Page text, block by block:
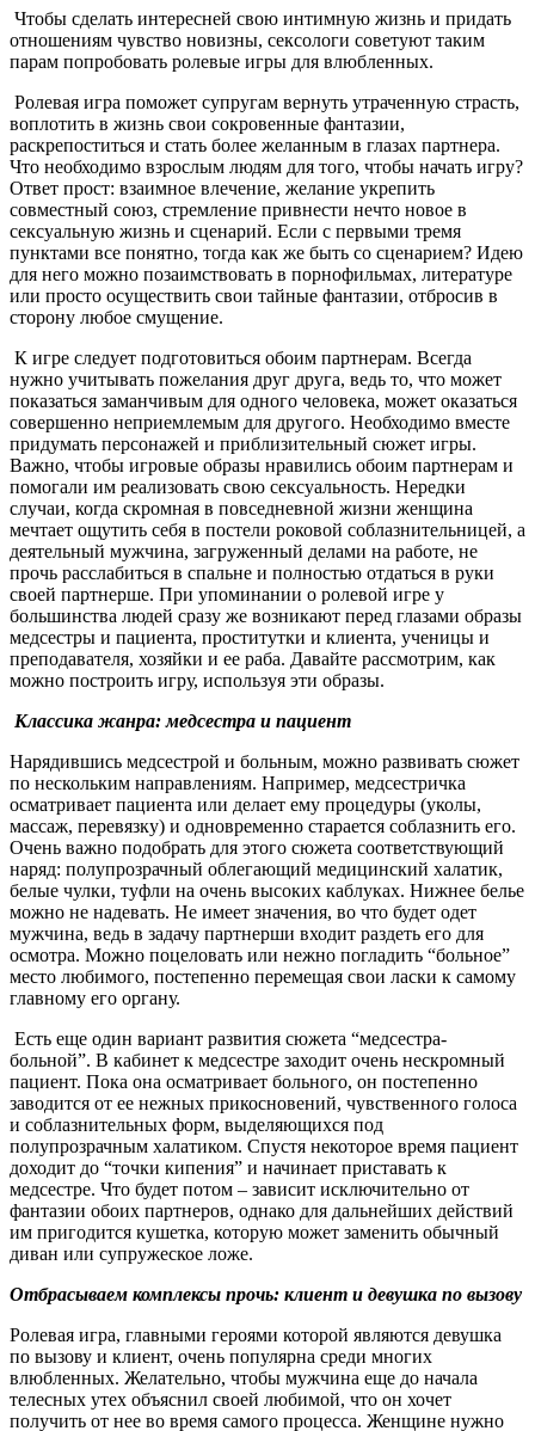
Чтобы сделать интересней свою интимную жизнь и придать
отношениям чувство новизны, сексологи советуют таким
парам попробовать ролевые игры для влюбленных.
Ролевая игра поможет супругам вернуть утраченную страсть,
воплотить в жизнь свои сокровенные фантазии,
раскрепоститься и стать более желанным в глазах партнера.
Что необходимо взрослым людям для того, чтобы начать игру?
Ответ прост: взаимное влечение, желание укрепить
совместный союз, стремление привнести нечто новое в
сексуальную жизнь и сценарий. Если с первыми тремя
пунктами все понятно, тогда как же быть со сценарием? Идею
для него можно позаимствовать в порнофильмах, литературе
или просто осуществить свои тайные фантазии, отбросив в
сторону любое смущение.
К игре следует подготовиться обоим партнерам. Всегда
нужно учитывать пожелания друг друга, ведь то, что может
показаться заманчивым для одного человека, может оказаться
совершенно неприемлемым для другого. Необходимо вместе
придумать персонажей и приблизительный сюжет игры.
Важно, чтобы игровые образы нравились обоим партнерам и
помогали им реализовать свою сексуальность. Нередки
случаи, когда скромная в повседневной жизни женщина
мечтает ощутить себя в постели роковой соблазнительницей, а
деятельный мужчина, загруженный делами на работе, не
прочь расслабиться в спальне и полностью отдаться в руки
своей партнерше. При упоминании о ролевой игре у
большинства людей сразу же возникают перед глазами образы
медсестры и пациента, проститутки и клиента, ученицы и
преподавателя, хозяйки и ее раба. Давайте рассмотрим, как
можно построить игру, используя эти образы.
Классика жанра: медсестра и пациент
Нарядившись медсестрой и больным, можно развивать сюжет
по нескольким направлениям. Например, медсестричка
осматривает пациента или делает ему процедуры (уколы,
массаж, перевязку) и одновременно старается соблазнить его.
Очень важно подобрать для этого сюжета соответствующий
наряд: полупрозрачный облегающий медицинский халатик,
белые чулки, туфли на очень высоких каблуках. Нижнее белье
можно не надевать. Не имеет значения, во что будет одет
мужчина, ведь в задачу партнерши входит раздеть его для
осмотра. Можно поцеловать или нежно погладить “больное”
место любимого, постепенно перемещая свои ласки к самому
главному его органу.
Есть еще один вариант развития сюжета “медсестра-
больной”. В кабинет к медсестре заходит очень нескромный
пациент. Пока она осматривает больного, он постепенно
заводится от ее нежных прикосновений, чувственного голоса
и соблазнительных форм, выделяющихся под
полупрозрачным халатиком. Спустя некоторое время пациент
доходит до “точки кипения” и начинает приставать к
медсестре. Что будет потом – зависит исключительно от
фантазии обоих партнеров, однако для дальнейших действий
им пригодится кушетка, которую может заменить обычный
диван или супружеское ложе.
Отбрасываем комплексы прочь: клиент и девушка по вызову
Ролевая игра, главными героями которой являются девушка
по вызову и клиент, очень популярна среди многих
влюбленных. Желательно, чтобы мужчина еще до начала
телесных утех объяснил своей любимой, что он хочет
получить от нее во время самого процесса. Женщине нужно